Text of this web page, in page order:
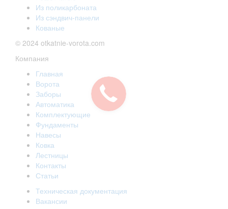
Из поликарбоната
Из сэндвич-панели
Кованые
© 2024 otkatnie-vorota.com
Компания
Главная
Ворота
Заборы
Автоматика
Комплектующие
Фундаменты
Навесы
Ковка
Лестницы
Контакты
Статьи
Техническая документация
Вакансии